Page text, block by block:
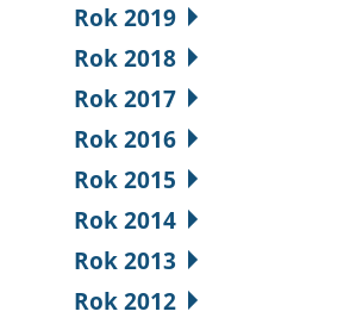
Rok 2019
Rok 2018
Rok 2017
Rok 2016
Rok 2015
Rok 2014
Rok 2013
Rok 2012